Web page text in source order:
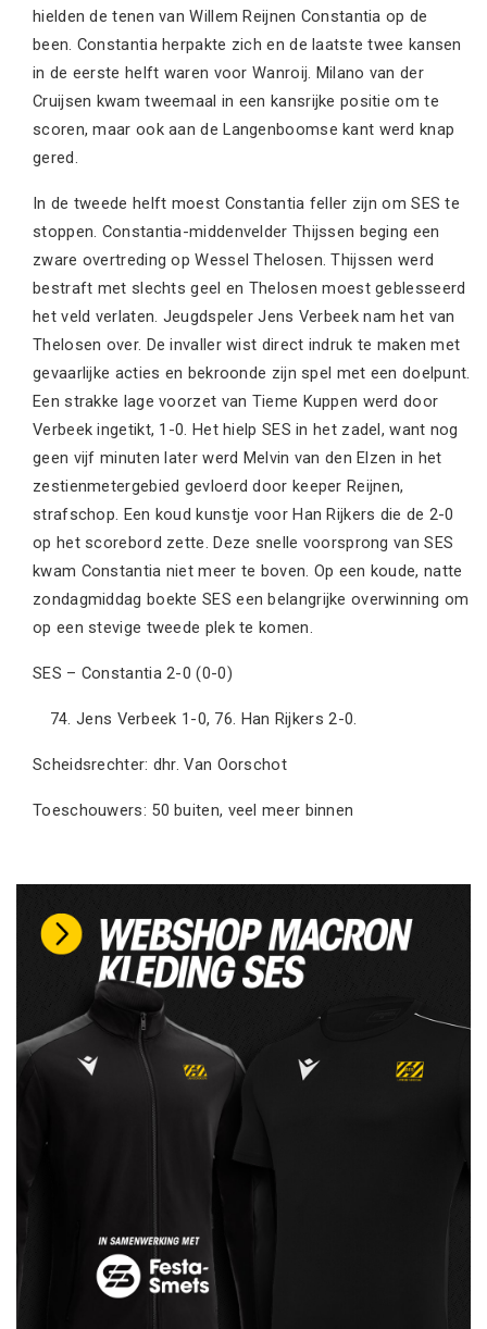
hielden de tenen van Willem Reijnen Constantia op de
been. Constantia herpakte zich en de laatste twee kansen
in de eerste helft waren voor Wanroij. Milano van der
Cruijsen kwam tweemaal in een kansrijke positie om te
scoren, maar ook aan de Langenboomse kant werd knap
gered.
In de tweede helft moest Constantia feller zijn om SES te
stoppen. Constantia-middenvelder Thijssen beging een
zware overtreding op Wessel Thelosen. Thijssen werd
bestraft met slechts geel en Thelosen moest geblesseerd
het veld verlaten. Jeugdspeler Jens Verbeek nam het van
Thelosen over. De invaller wist direct indruk te maken met
gevaarlijke acties en bekroonde zijn spel met een doelpunt.
Een strakke lage voorzet van Tieme Kuppen werd door
Verbeek ingetikt, 1-0. Het hielp SES in het zadel, want nog
geen vijf minuten later werd Melvin van den Elzen in het
zestienmetergebied gevloerd door keeper Reijnen,
strafschop. Een koud kunstje voor Han Rijkers die de 2-0
op het scorebord zette. Deze snelle voorsprong van SES
kwam Constantia niet meer te boven. Op een koude, natte
zondagmiddag boekte SES een belangrijke overwinning om
op een stevige tweede plek te komen.
SES – Constantia 2-0 (0-0)
Jens Verbeek 1-0, 76. Han Rijkers 2-0.
Scheidsrechter: dhr. Van Oorschot
Toeschouwers: 50 buiten, veel meer binnen